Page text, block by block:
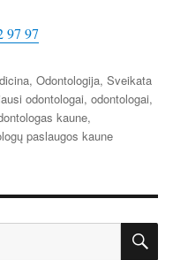
97 97
,Odontologija,Sveikata
odontologai,odontologai,
kaune,
paslaugos kaune